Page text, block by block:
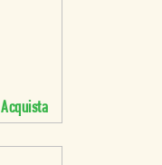
Acquista